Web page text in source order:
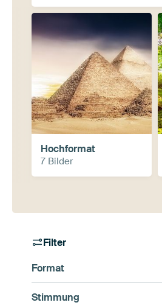
Hochformat
7 Bilder
Filter
Format
Stimmung